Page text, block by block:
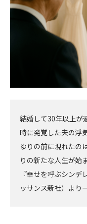
結婚して30年以上が
時に発覚した夫の浮
ゆりの前に現れたの
りの新たな人生が
『幸せを呼ぶシン
ッサンス新社）より